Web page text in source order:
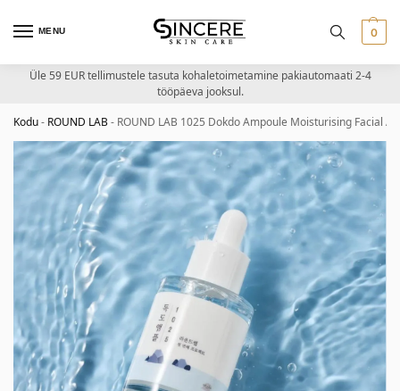
MENU 0
Üle 59 EUR tellimustele tasuta kohaletoimetamine pakiautomaati 2-4
tööpäeva jooksul.
Kodu- ROUND LAB- ROUND LAB 1025 Dokdo Ampoule Moisturising Facial